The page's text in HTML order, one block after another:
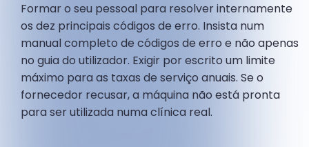
Formar o seu pessoal para resolver internamente
os dez principais códigos de erro. Insista num
manual completo de códigos de erro e não apenas
no guia do utilizador. Exigir por escrito um limite
máximo para as taxas de serviço anuais. Se o
fornecedor recusar, a máquina não está pronta
para ser utilizada numa clínica real.